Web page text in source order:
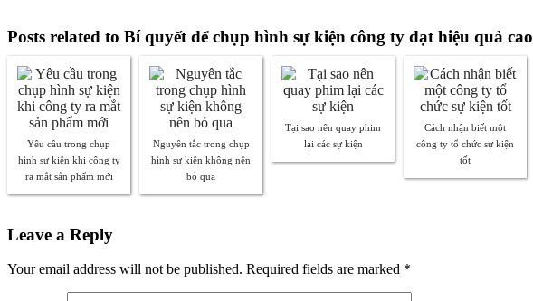
Posts related to Bí quyết để chụp hình sự kiện công ty đạt hiệu quả cao
Yêu cầu trong chụp
hình sự kiện khi công ty
ra mắt sản phẩm mới
Nguyên tắc trong chụp
hình sự kiện không nên
bỏ qua
Tại sao nên quay phim
lại các sự kiện
Cách nhận biết một
công ty tổ chức sự kiện
tốt
Leave a Reply
Your email address will not be published. Required fields are marked *